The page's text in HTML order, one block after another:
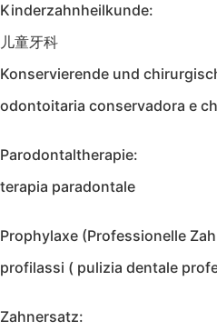
Kinderzahnheilkunde:
儿童牙科
Konservierende und
odontoitaria conservadora e
Parodontaltherapie:
terapia paradontale
Prophylaxe (Professionelle
profilassi ( pulizia dentale
Zahnersatz: